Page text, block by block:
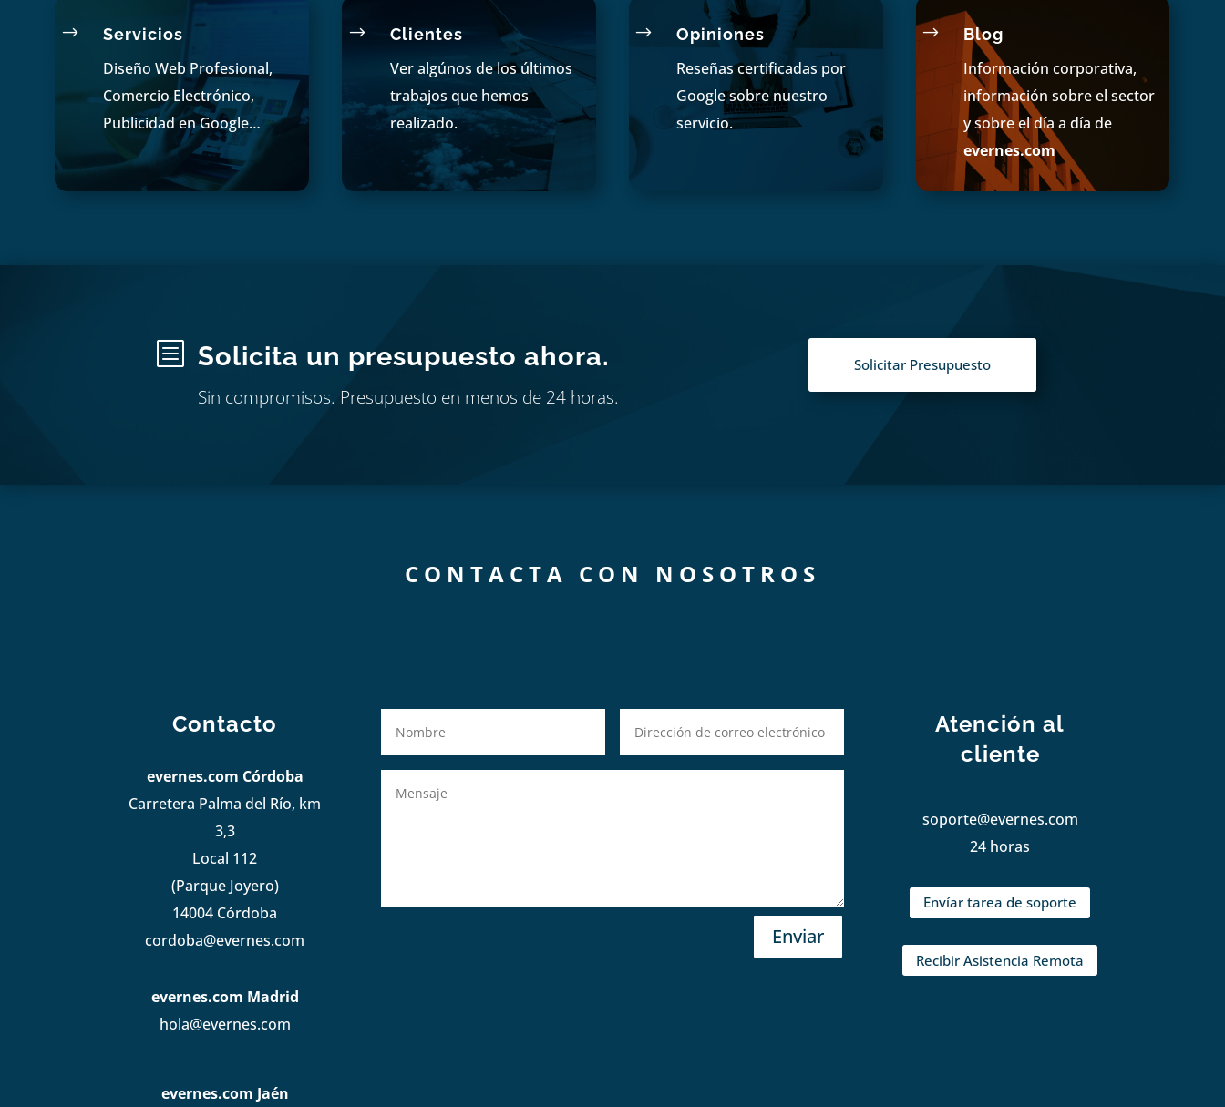
$ Servicios
Diseño Web Profesional,
Comercio Electrónico,
Publicidad en Google…
$ Clientes
Ver algúnos de los últimos
trabajos que hemos
realizado.
$ Opiniones
Reseñas certificadas por
Google sobre nuestro
servicio.
$ Blog
Información corporativa,
información sobre el sector
y sobre el día a día de
evernes.com
b Solicita un presupuesto ahora.
Sin compromisos. Presupuesto en menos de 24 horas.
Solicitar Presupuesto
CONTACTA CON NOSOTROS
Contacto
evernes.com Córdoba
Carretera Palma del Río, km
3,3
Local 112
(Parque Joyero)
14004 Córdoba
cordoba@evernes.com
evernes.com Madrid
hola@evernes.com
evernes.com Jaén
Enviar
Atención al
cliente
soporte@evernes.com
24 horas
Envíar tarea de soporte
Recibir Asistencia Remota